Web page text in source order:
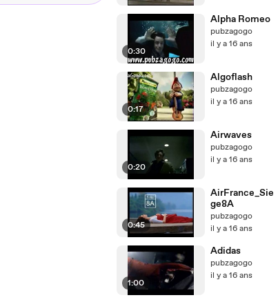
0:30
Alpha Romeo
pubzagogo
il y a 16 ans
0:17
Algoflash
pubzagogo
il y a 16 ans
0:20
Airwaves
pubzagogo
il y a 16 ans
0:45
AirFrance_Sie
ge8A
pubzagogo
il y a 16 ans
1:00
Adidas
pubzagogo
il y a 16 ans